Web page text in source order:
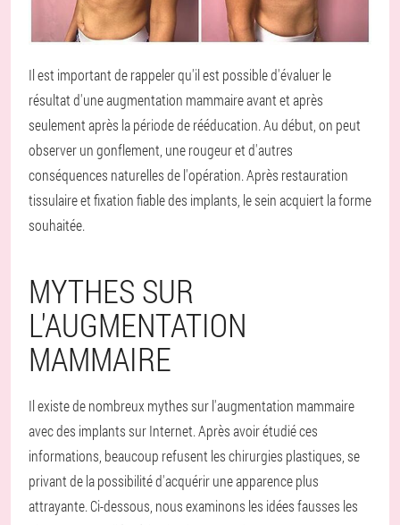
Il est important de rappeler qu'il est possible d'évaluer le
résultat d'une augmentation mammaire avant et après
seulement après la période de rééducation. Au début, on peut
observer un gonflement, une rougeur et d'autres
conséquences naturelles de l'opération. Après restauration
tissulaire et fixation fiable des implants, le sein acquiert la forme
souhaitée.
MYTHES SUR
L'AUGMENTATION
MAMMAIRE
Il existe de nombreux mythes sur l'augmentation mammaire
avec des implants sur Internet. Après avoir étudié ces
informations, beaucoup refusent les chirurgies plastiques, se
privant de la possibilité d'acquérir une apparence plus
attrayante. Ci-dessous, nous examinons les idées fausses les